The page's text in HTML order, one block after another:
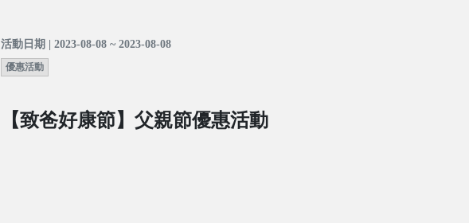
活動日期 | 2023-08-08 ~ 2023-08-08
優惠活動
【致爸好康節】父親節優惠活動